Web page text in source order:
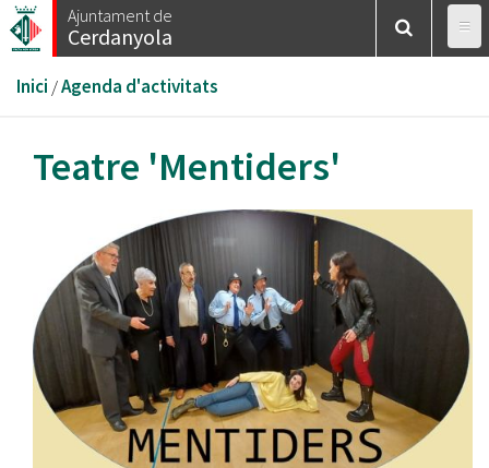
Vés
al
Ajuntament de
Cerdanyola
Esteu
aquí
Inici /Agenda d'activitats
Teatre 'Mentiders'